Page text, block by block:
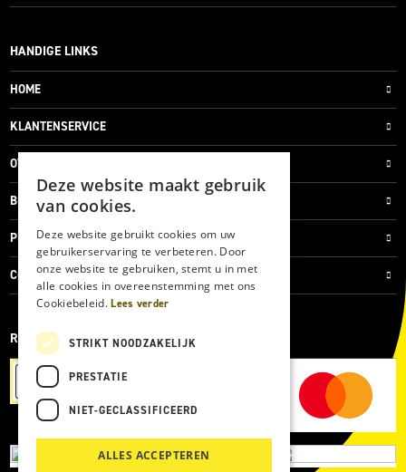
HANDIGE LINKS
HOME
KLANTENSERVICE
OVER ONS
BLOG
PRIVACYVERKLARING
COOKIES
REVIEWMERK
Deze website maakt gebruik
van cookies.
Deze website gebruikt cookies om uw
gebruikerservaring te verbeteren. Door
onze website te gebruiken, stemt u in met
alle cookies in overeenstemming met ons
Cookiebeleid.Lees verder
STRIKT NOODZAKELIJK
PRESTATIE
NIET-GECLASSIFICEERD
ALLES ACCEPTEREN